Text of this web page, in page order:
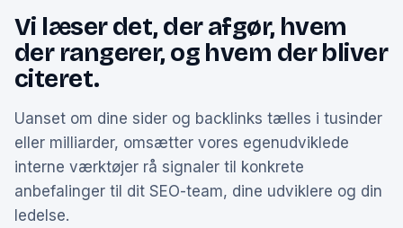
Vi læser det, der afgør, hvem
der rangerer, og hvem der bliver
citeret.
Uanset om dine sider og backlinks tælles i tusinder
eller milliarder, omsætter vores egenudviklede
interne værktøjer rå signaler til konkrete
anbefalinger til dit SEO-team, dine udviklere og din
ledelse.